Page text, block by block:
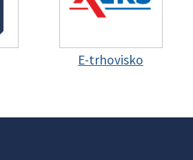
E-trhovisko